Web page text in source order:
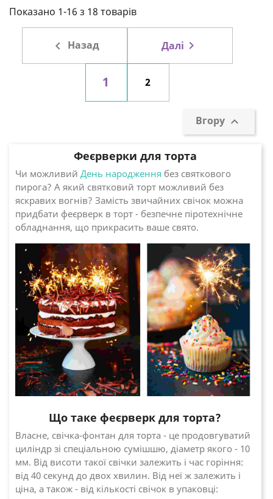
Показано 1-16 з 18 товарів
 Назад
1 2
Далі 
Вгору 
Феєрверки для торта
Чи можливий День народження без святкового
пирога? А який святковий торт можливий без
яскравих вогнів? Замість звичайних свічок можна
придбати феєрверк в торт - безпечне піротехнічне
обладнання, що прикрасить ваше свято.
Що таке феєрверк для торта?
Власне, свічка-фонтан для торта - це продовгуватий
циліндр зі спеціальною сумішшю, діаметр якого - 10
мм. Від висоти такої свічки залежить і час горіння:
від 40 секунд до двох хвилин. Від неї ж залежить і
ціна, а також - від кількості свічок в упаковці: